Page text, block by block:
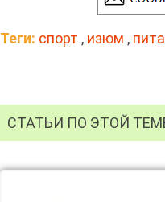
Теги: спорт , изюм ,
СТАТЬИ ПО ЭТОЙ